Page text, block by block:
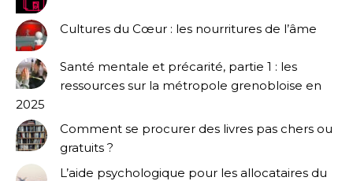
Cultures du Cœur : les nourritures de l’âme
Santé mentale et précarité, partie 1 : les
ressources sur la métropole grenobloise en
2025
Comment se procurer des livres pas chers ou
gratuits ?
L’aide psychologique pour les allocataires du